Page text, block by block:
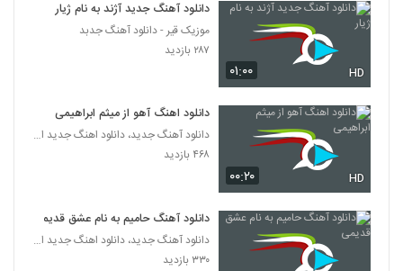
دانلود آهنگ امیرحسین میرعلایی رد شد
253
دانلود آهنگ امید عزیزخانی تو بری
254
دانلود آهنگ عاشقونه از مهرداد کریمی
۲۰۷ بازدید
موزیک زیبای منو دریاب از فرزاد سروی
۰۱:۰۰ HD
دانلود آهنگ جدید آژند به نام ژیار
موزیک قیر - دانلود آهنگ جدبد
۲۸۷ بازدید
۰۰:۲۰ HD
دانلود اهنگ آهو از میثم ابراهیمی
دانلود آهنگ جدید، دانلود اهنگ جدید ایرانی
۴۶۸ بازدید
دانلود آهنگ حامیم به نام عشق قدیمی
دانلود آهنگ جدید، دانلود اهنگ جدید ایرانی
۳۳۰ بازدید